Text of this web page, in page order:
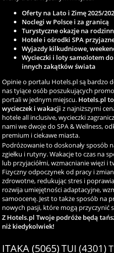
Oferty na Lato i Zimę 2025/
Noclegi w Polsce i za granicą
Turystyczne okazje na
Hotele i ośrodki SPA
Wyjazdy kilkudniowe,
Wycieczki i loty samolotem
innych zakątków świata
Opinie o portalu Hotels.pl są bardzo
nas tyiące osób poszukujących
portali w jednym miejscu. Hotels.pl
wycieczek i wakacji z najniższymi
hotele all inclusive, wycieczki
nami we dwoje do SPA & Wellness,
premium i ciekawe miasta.
Podróżowanie to doskonały sposób
zgiełku i rutyny. Wakacje to czas na
lub przyjaciółmi, wzmacnianie więzi i
Fizyczny odpoczynek od pracy i
zdrowotne, redukując stres i
rozwija umiejętności adaptacyjne,
samoocenę. Jest to także sposób na
nowych pasji, które mogą przyczynić
Z Hotels.pl Twoje podróże będą
niż kiedykolwiek!
ITAKA (5065)TUI (4301)